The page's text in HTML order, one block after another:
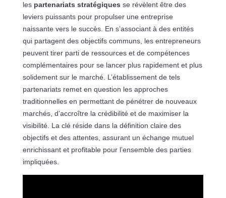
les partenariats stratégiques se révèlent être des
leviers puissants pour propulser une entreprise
naissante vers le succès. En s’associant à des entités
qui partagent des objectifs communs, les entrepreneurs
peuvent tirer parti de ressources et de compétences
complémentaires pour se lancer plus rapidement et plus
solidement sur le marché. L’établissement de tels
partenariats remet en question les approches
traditionnelles en permettant de pénétrer de nouveaux
marchés, d’accroître la crédibilité et de maximiser la
visibilité. La clé réside dans la définition claire des
objectifs et des attentes, assurant un échange mutuel
enrichissant et profitable pour l’ensemble des parties
impliquées.